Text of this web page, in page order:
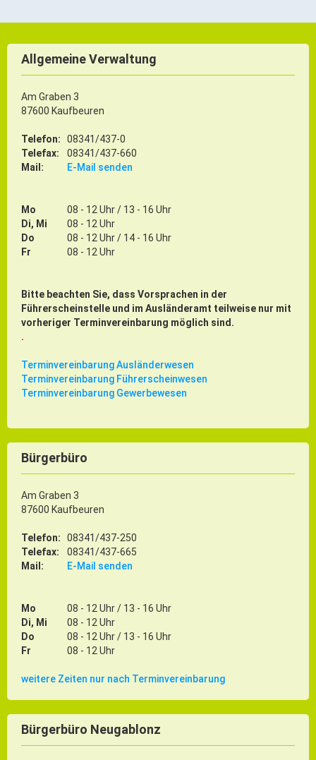
Wirtschaft & Handel
Einzelhandel & aktive Innenstadt
Tourismus- & Stadtmarketing
Allgemeine Verwaltung
Am Graben 3
87600 Kaufbeuren
Telefon:
08341/437-0
Telefax:
08341/437-660
Mail:
E-Mail senden
Mo
08 - 12 Uhr / 13 - 16 Uhr
Di, Mi
08 - 12 Uhr
Do
08 - 12 Uhr / 14 - 16 Uhr
Fr
08 - 12 Uhr
Bitte beachten Sie, dass Vorsprachen in der
Führerscheinstelle und im Ausländeramt teilweise nur mit
vorheriger Terminvereinbarung möglich sind.
.
Terminvereinbarung Ausländerwesen
Terminvereinbarung Führerscheinwesen
Terminvereinbarung Gewerbewesen
Bürgerbüro
Am Graben 3
87600 Kaufbeuren
Telefon:
08341/437-250
Telefax:
08341/437-665
Mail:
E-Mail senden
Mo
08 - 12 Uhr / 13 - 16 Uhr
Di, Mi
08 - 12 Uhr
Do
08 - 12 Uhr / 13 - 16 Uhr
Fr
08 - 12 Uhr
weitere Zeiten nur nach Terminvereinbarung
Bürgerbüro Neugablonz